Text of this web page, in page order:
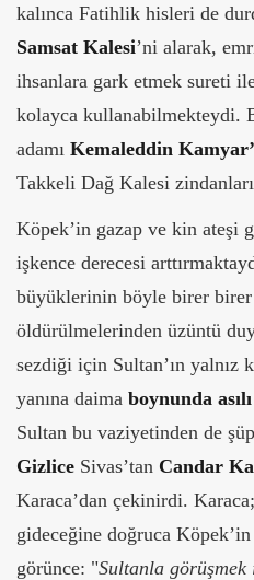
kalınca Fatihlik hisleri de
Samsat Kalesi’ni alarak,
ihsanlara gark etmek sureti
kolayca kullanabilmekteydi.
adamı Kemaleddin
Takkeli Dağ Kalesi
Köpek’in gazap ve kin ateşi
işkence derecesi
büyüklerinin böyle birer birer
öldürülmelerinden üzüntü
sezdiği için Sultan’ın yalnız
yanına daima boynunda asılı
Sultan bu vaziyetinden de
Gizlice Sivas’tan Candar
Karaca’dan çekinirdi. Karaca;
gideceğine doğruca
görünce: "Sultanla